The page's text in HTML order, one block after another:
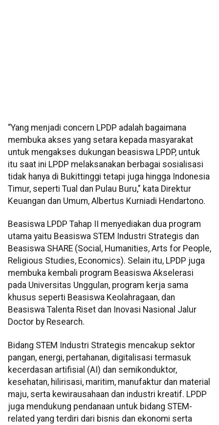
“Yang menjadi concern LPDP adalah bagaimana
membuka akses yang setara kepada masyarakat
untuk mengakses dukungan beasiswa LPDP, untuk
itu saat ini LPDP melaksanakan berbagai sosialisasi
tidak hanya di Bukittinggi tetapi juga hingga Indonesia
Timur, seperti Tual dan Pulau Buru," kata Direktur
Keuangan dan Umum, Albertus Kurniadi Hendartono.
Beasiswa LPDP Tahap II menyediakan dua program
utama yaitu Beasiswa STEM Industri Strategis dan
Beasiswa SHARE (Social, Humanities, Arts for People,
Religious Studies, Economics). Selain itu, LPDP juga
membuka kembali program Beasiswa Akselerasi
pada Universitas Unggulan, program kerja sama
khusus seperti Beasiswa Keolahragaan, dan
Beasiswa Talenta Riset dan Inovasi Nasional Jalur
Doctor by Research.
Bidang STEM Industri Strategis mencakup sektor
pangan, energi, pertahanan, digitalisasi termasuk
kecerdasan artifisial (AI) dan semikonduktor,
kesehatan, hilirisasi, maritim, manufaktur dan material
maju, serta kewirausahaan dan industri kreatif. LPDP
juga mendukung pendanaan untuk bidang STEM-
related yang terdiri dari bisnis dan ekonomi serta